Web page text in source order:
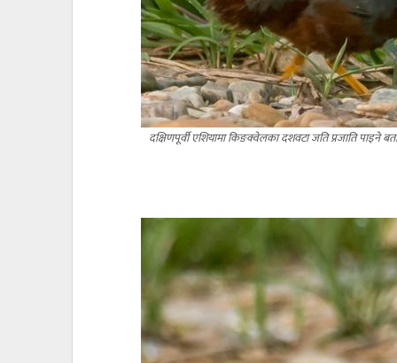
दक्षिणपूर्वी एशियामा किङक्वेलका दशवटा जति प्रजाति